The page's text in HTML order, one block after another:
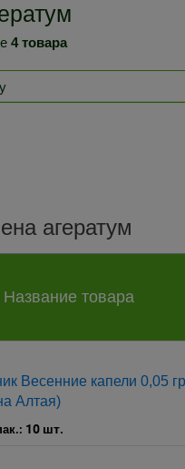
4 товара
агератум
Название товара
Весенние капели 0,05
Алтая)
10 шт.